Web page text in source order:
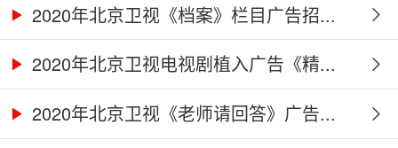
2020年北京卫视《档案》栏目广告招...
2020年北京卫视电视剧植入广告《精...
2020年北京卫视《老师请回答》广告...